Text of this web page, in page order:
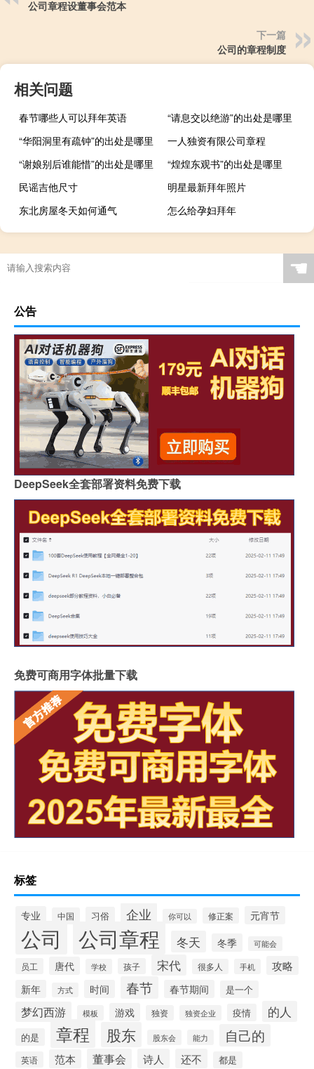
公司章程设董事会范本
下一篇
公司的章程制度
相关问题
春节哪些人可以拜年英语
“请息交以绝游”的出处是哪里
“华阳洞里有疏钟”的出处是哪里
一人独资有限公司章程
“谢娘别后谁能惜”的出处是哪里
“煌煌东观书”的出处是哪里
民谣吉他尺寸
明星最新拜年照片
东北房屋冬天如何通气
怎么给孕妇拜年
☚
公告
DeepSeek全套部署资料免费下载
免费可商用字体批量下载
标签
专业 中国 习俗 企业 你可以 修正案 元宵节
公司 公司章程 冬天 冬季 可能会
员工 唐代 学校 孩子 宋代 很多人 手机 攻略
新年 方式 时间 春节 春节期间 是一个
梦幻西游 模板 游戏 独资 独资企业 疫情 的人
的是 章程 股东 股东会 能力 自己的
英语 范本 董事会 诗人 还不 都是